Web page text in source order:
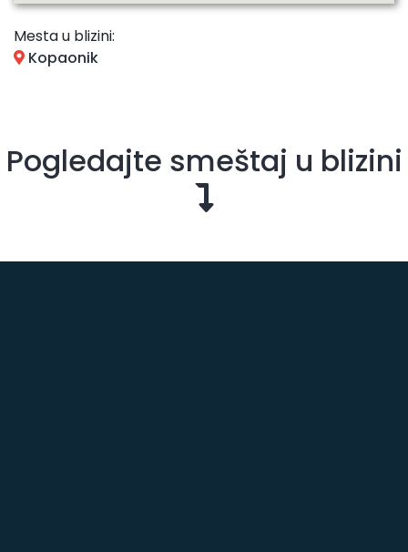
Mesta u blizini:
Kopaonik
Pogledajte smeštaj u blizini